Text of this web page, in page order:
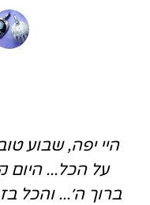
היי יפה, שבוע
על הכל... היום
ברוך ה׳... והכל